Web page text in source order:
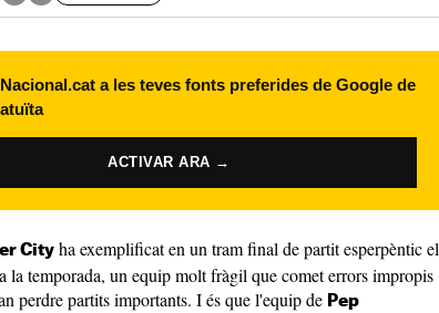
a les teves fonts preferides de Google de
ACTIVAR ARA →
City ha exemplificat en un tram final de partit esperpèntic el
la temporada, un equip molt fràgil que comet errors impropis
perdre partits importants. I és que l'equip de Pep